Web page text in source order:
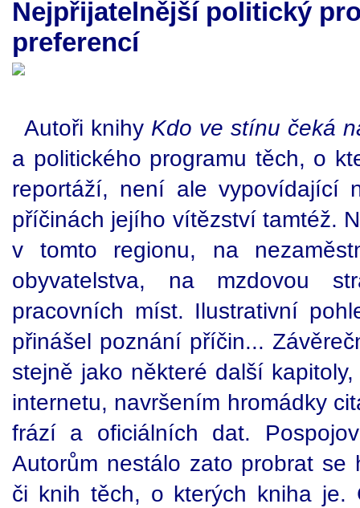
Nejpřijatelnější politický
preferencí
Autoři knihy Kdo ve stínu čeká
a politického programu těch, o
reportáží, není ale vypovídající
příčinách jejího vítězství tamtéž.
v tomto regionu, na
obyvatelstva, na mzdovou
pracovních míst. Ilustrativní
přinášel poznání příčin...
stejně jako některé další
internetu, navršením hromádky
frází a oficiálních dat.
Autorům nestálo zato probrat se
či knih těch, o kterých kniha je.